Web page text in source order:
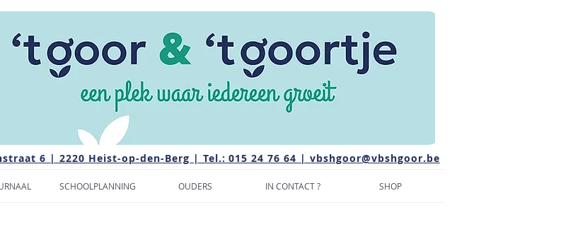
6 | 2220 Heist-op-den-Berg | Tel.: 015 24 76 64 |vbshgoor@vbshgoor.be
SCHOOLPLANNING OUDERS IN CONTACT ? SHOP